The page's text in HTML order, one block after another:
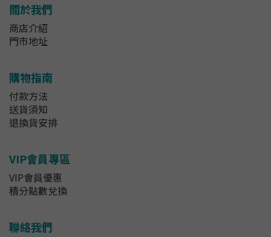
關於我們
商店介紹
門市地址
購物指南
付款方法
送貨須知
退換貨安排
VIP會員專區
VIP會員優惠
積分點數兌換
聯絡我們